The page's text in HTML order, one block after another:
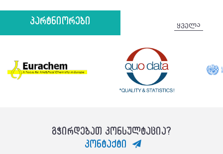
პარტნიორები ყველა
გჭირდებათ კონსულტაცია?
კონტაქტი